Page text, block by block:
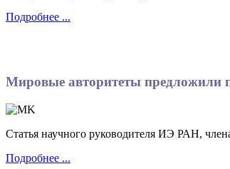
Подробнее ...
Мировые авторитеты предложили
Статья научного руководителя ИЭ РАН,
Подробнее ...